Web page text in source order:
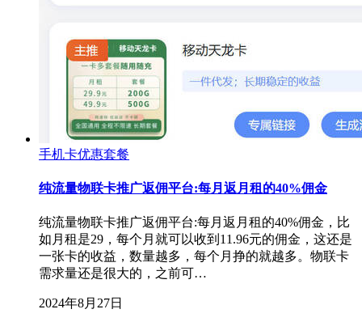
手机卡优惠套餐
纯流量物联卡推广返佣平台:每月返月租的40%佣金
纯流量物联卡推广返佣平台:每月返月租的40%佣金，比
如月租是29，每个月就可以收到11.96元的佣金，这还是
一张卡的收益，数量越多，每个月挣的就越多。物联卡
需求量还是很大的，之前可…
2024年8月27日